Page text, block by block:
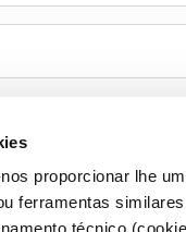
proporcionar lhe
ferramentas